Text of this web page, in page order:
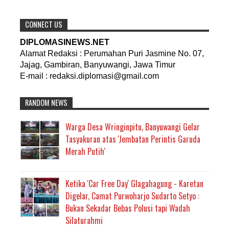
CONNECT US
DIPLOMASINEWS.NET
Alamat Redaksi : Perumahan Puri Jasmine No. 07,
Jajag, Gambiran, Banyuwangi, Jawa Timur
E-mail : redaksi.diplomasi@gmail.com
RANDOM NEWS
Warga Desa Wringinpitu, Banyuwangi Gelar
Tasyakuran atas 'Jembatan Perintis Garuda
Merah Putih'
Ketika 'Car Free Day' Glagahagung - Karetan
Digelar, Camat Purwoharjo Sudarto Setyo :
Bukan Sekadar Bebas Polusi tapi Wadah
Silaturahmi